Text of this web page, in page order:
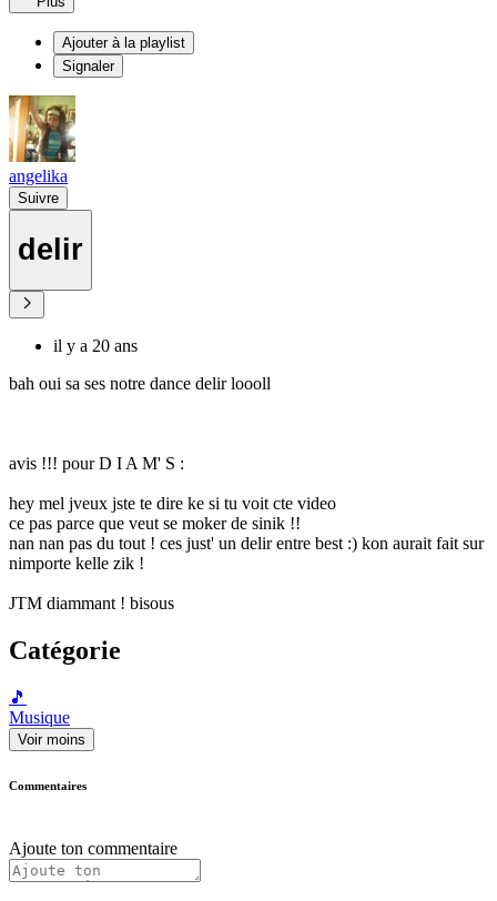
Ajouter à la playlist
Signaler
angelika
Suivre
delir
il y a 20 ans
bah oui sa ses notre dance delir loooll
avis !!! pour D I A M' S :
hey mel jveux jste te dire ke si tu voit cte video
ce pas parce que veut se moker de sinik !!
nan nan pas du tout ! ces just' un delir entre best :) kon aurait fait sur
nimporte kelle zik !
JTM diammant ! bisous
Catégorie
🎵
Musique
Voir moins
Commentaires
Ajoute ton commentaire